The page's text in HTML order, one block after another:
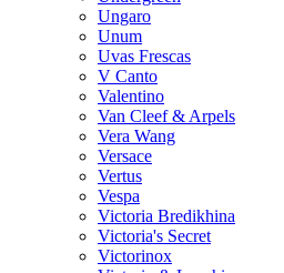
Ungaro
Unum
Uvas Frescas
V Canto
Valentino
Van Cleef & Arpels
Vera Wang
Versace
Vertus
Vespa
Victoria Bredikhina
Victoria's Secret
Victorinox